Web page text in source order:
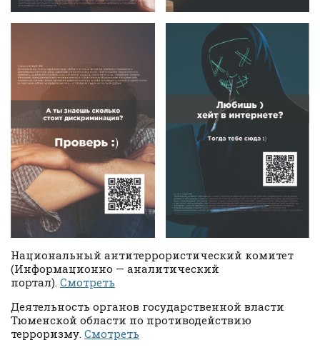
Национальный антитеррористический комитет
(Информационно — аналитический
портал). Смотреть
Деятельность органов государственной власти
Тюменской области по противодействию
терроризму. Смотреть